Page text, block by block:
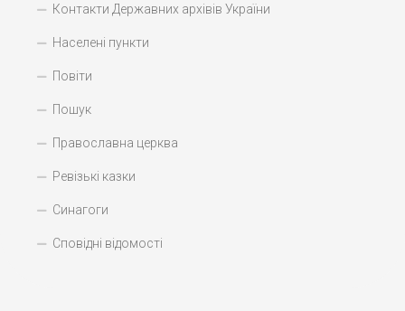
Контакти Державних архівів України
Населені пункти
Повіти
Пошук
Православна церква
Ревізькі казки
Синагоги
Сповідні відомості